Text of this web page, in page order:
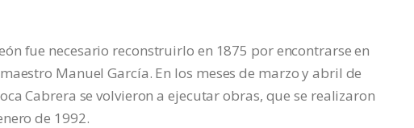
fue necesario reconstruirlo en 1875 por encontrarse en
Manuel García. En los meses de marzo y abril de
Cabrera se volvieron a ejecutar obras, que se realizaron
de 1992.